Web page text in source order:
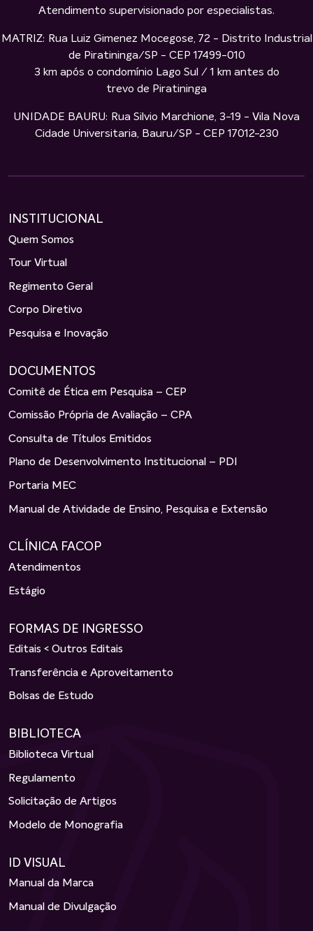
Atendimento supervisionado por especialistas.
MATRIZ: Rua Luiz Gimenez Mocegose, 72 - Distrito Industrial
de Piratininga/SP - CEP 17499-010
3 km após o condomínio Lago Sul / 1 km antes do
trevo de Piratininga
UNIDADE BAURU: Rua Silvio Marchione, 3-19 - Vila Nova
Cidade Universitaria, Bauru/SP - CEP 17012-230
INSTITUCIONAL
Quem Somos
Tour Virtual
Regimento Geral
Corpo Diretivo
Pesquisa e Inovação
DOCUMENTOS
Comitê de Ética em Pesquisa – CEP
Comissão Própria de Avaliação – CPA
Consulta de Títulos Emitidos
Plano de Desenvolvimento Institucional – PDI
Portaria MEC
Manual de Atividade de Ensino, Pesquisa e Extensão
CLÍNICA FACOP
Atendimentos
Estágio
FORMAS DE INGRESSO
Editais < Outros Editais
Transferência e Aproveitamento
Bolsas de Estudo
BIBLIOTECA
Biblioteca Virtual
Regulamento
Solicitação de Artigos
Modelo de Monografia
ID VISUAL
Manual da Marca
Manual de Divulgação